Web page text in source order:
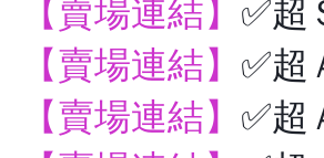
【賣場連結】 ✅
【賣場連結】 ✅
【賣場連結】 ✅